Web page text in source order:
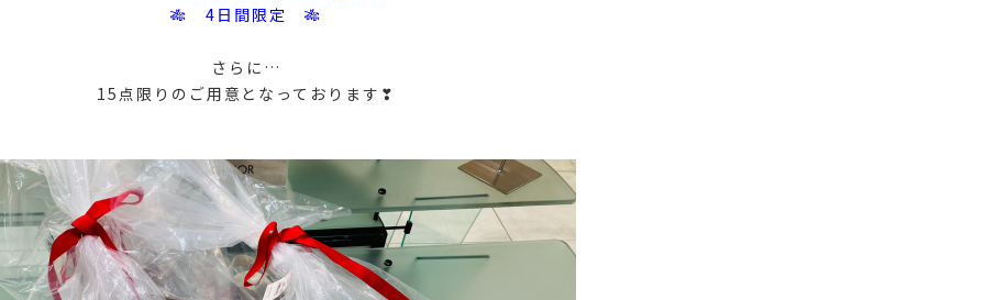
🎋 4日間限定 🎋
さらに…
15点限りのご用意となっております❣